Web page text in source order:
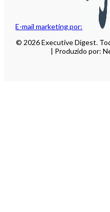
E-mail marketing por:
© 2026 Executive Digest.
| Produzido por: